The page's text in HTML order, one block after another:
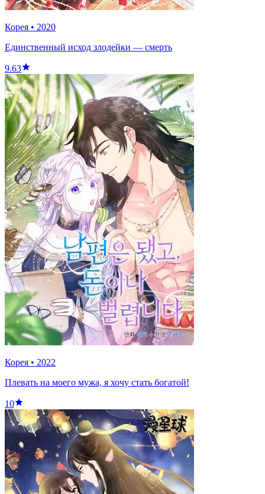
Корея • 2020
Единственный исход злодейки — смерть
9.63
Корея • 2022
Плевать на моего мужа, я хочу стать богатой!
10